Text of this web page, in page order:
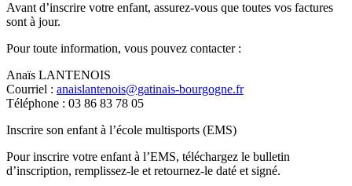
Avant d’inscrire votre enfant, assurez-vous que toutes vos factures
sont à jour.
Pour toute information, vous pouvez contacter :
Anaïs LANTENOIS
Courriel : anaislantenois@gatinais-bourgogne.fr
Téléphone : 03 86 83 78 05
Inscrire son enfant à l’école multisports (EMS)
Pour inscrire votre enfant à l’EMS, téléchargez le bulletin
d’inscription, remplissez-le et retournez-le daté et signé.